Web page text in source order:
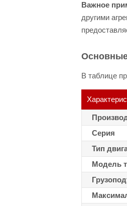
Важное
другими
Основные
В таблице
Серия
Тип
Модель